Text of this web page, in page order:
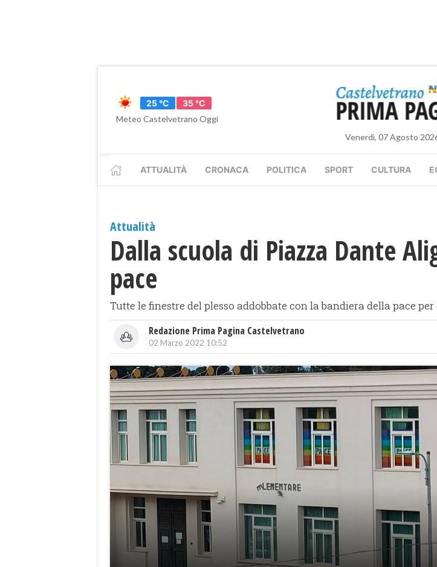
25 °C
35 °C
Meteo Castelvetrano Oggi
Venerdì, 07 Agosto
ATTUALITÀ CRONACA POLITICA SPORT CULTURA
Attualità
Dalla scuola di Piazza Dante
pace
Tutte le finestre del plesso addobbate con la bandiera della pace
Redazione Prima Pagina Castelvetrano
02 Marzo 2022 10:52